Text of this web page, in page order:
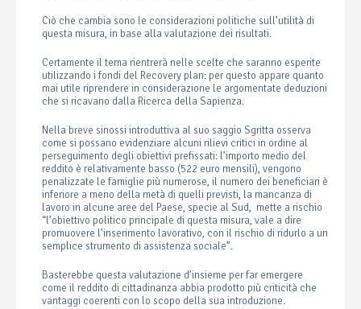
Ciò che cambia sono le considerazioni politiche sull’utilità di
questa misura, in base alla valutazione dei risultati.
Certamente il tema rientrerà nelle scelte che saranno esperite
utilizzando i fondi del Recovery plan: per questo appare quanto
mai utile riprendere in considerazione le argomentate deduzioni
che si ricavano dalla Ricerca della Sapienza.
Nella breve sinossi introduttiva al suo saggio Sgritta osserva
come si possano evidenziare alcuni rilievi critici in ordine al
perseguimento degli obiettivi prefissati: l’importo medio del
reddito è relativamente basso (522 euro mensili), vengono
penalizzate le famiglie più numerose, il numero dei beneficiari è
inferiore a meno della metà di quelli previsti, la mancanza di
lavoro in alcune aree del Paese, specie al Sud, mette a rischio
“l’obiettivo politico principale di questa misura, vale a dire
promuovere l’inserimento lavorativo, con il rischio di ridurlo a un
semplice strumento di assistenza sociale”.
Basterebbe questa valutazione d’insieme per far emergere
come il reddito di cittadinanza abbia prodotto più criticità che
vantaggi coerenti con lo scopo della sua introduzione.